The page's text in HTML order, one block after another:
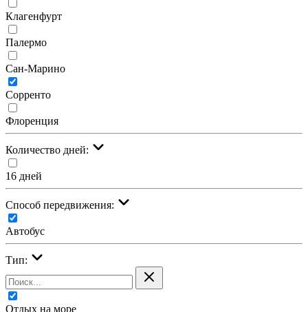
Клагенфурт
Палермо
Сан-Марино
Сорренто
Флоренция
Количество дней:
16 дней
Cпособ передвижения:
Автобус
Тип:
Отдых на море